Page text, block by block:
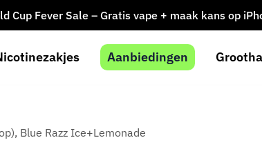
Cup Fever Sale – Gratis vape + maak kans op
Aanbiedingen
Blue Razz Ice+Lemonade